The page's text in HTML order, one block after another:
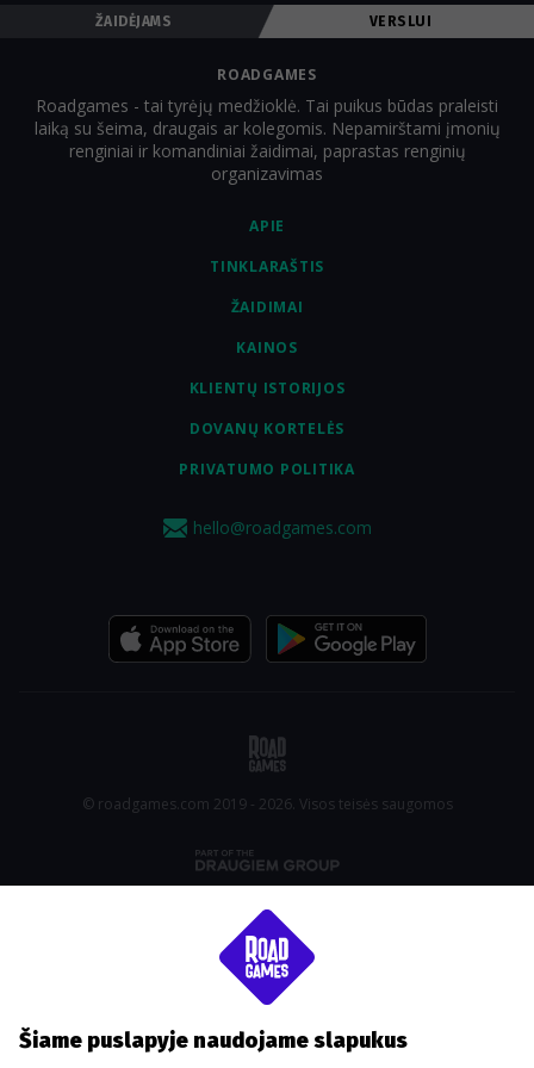
ŽAIDĖJAMS VERSLUI
APIE
TINKLARAŠTIS
ŽAIDIMAI
KAINOS
KLIENTŲ ISTORIJOS
DOVANŲ KORTELĖS
PRIVATUMO POLITIKA
ROADGAMES
Roadgames - tai tyrėjų medžioklė. Tai puikus būdas praleisti
laiką su šeima, draugais ar kolegomis. Nepamirštami įmonių
renginiai ir komandiniai žaidimai, paprastas renginių
organizavimas
hello@roadgames.com
© roadgames.com 2019 - 2026. Visos teisės saugomos
Šiame puslapyje naudojame slapukus